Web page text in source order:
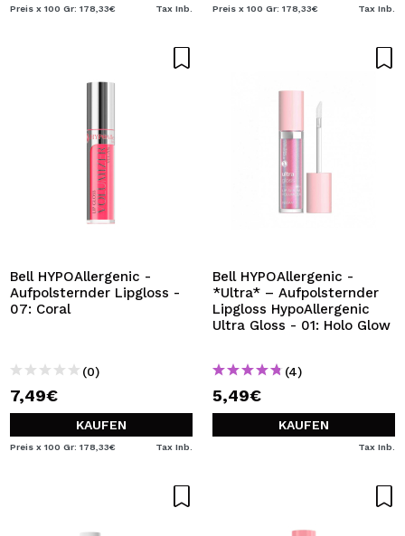
Preis x 100 Gr: 178,33€ Tax Inb. Preis x 100 Gr: 178,33€ Tax Inb.
Bell HYPOAllergenic -
Aufpolsternder Lipgloss -
07: Coral
(0)
7,49€
KAUFEN
Preis x 100 Gr: 178,33€ Tax Inb.
Bell HYPOAllergenic -
*Ultra* – Aufpolsternder
Lipgloss HypoAllergenic
Ultra Gloss - 01: Holo Glow
(4)
5,49€
KAUFEN
Tax Inb.